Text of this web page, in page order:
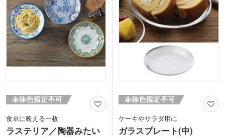
■TEBINERI HARUIRO(てびねり はるい
ろ)
陶器のてびねりのような温かみある手づ
くりの魅力をガラスで表現した「てびね
り」シリーズ。グラスを製造する石塚硝
子がある愛知県岩倉市には、「日本さく
ら名所100選」に選ばれている五条川の
桜並木があります。これまで20年間にわ
たりつくり続けてきた「てびねり」に、
リーズです。
食卓に映える一枚
ラステリア／陶器みたい
ケーキやサラダ用に
ガラスプレート(中)